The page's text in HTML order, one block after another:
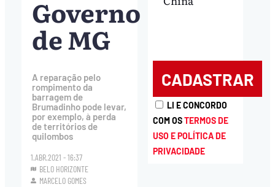
Governo
de MG
A reparação pelo
rompimento da
barragem de
Brumadinho pode levar,
por exemplo, à perda
de territórios de
quilombos
1.ABR.2021 - 16:37
BELO HORIZONTE
MARCELO GOMES
LI E CONCORDO
COM OSTERMOS DE
USO E POLÍTICA DE
PRIVACIDADE